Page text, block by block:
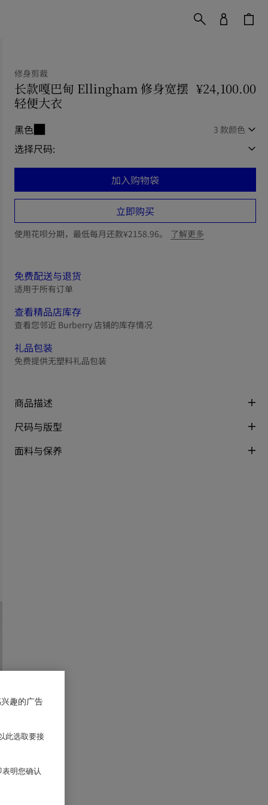
修身剪裁
长款嘎巴甸 Ellingham 修身宽摆
轻便大衣
¥24,100.00
黑色 3 款颜色
选择尺码:
加入购物袋
立即购买
使用花呗分期，最低每月还款¥2158.96。 了解更多
免费配送与退货
适用于所有订单
查看精品店库存
查看您邻近 Burberry 店铺的库存情况
礼品包装
免费提供无塑料礼品包装
商品描述
尺码与版型
面料与保养
趣的广告
此选取要接
明您确认